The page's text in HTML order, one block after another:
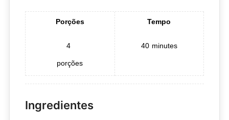
Porções
4
porções
Tempo
40 minutes
Ingredientes